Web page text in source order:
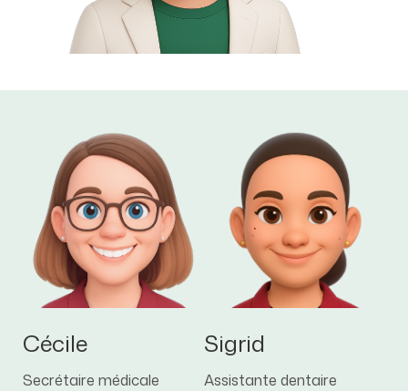
Cécile
Secrétaire médicale
Sigrid
Assistante dentaire